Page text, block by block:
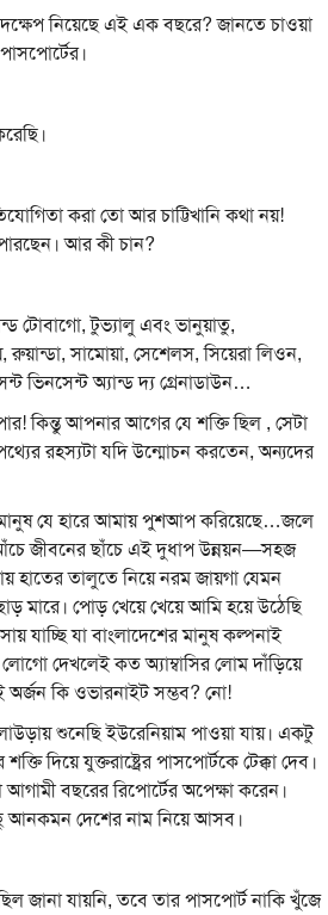
নিয়েছে এই এক বছরে? জানতে চাওয়া
করা তো আর চাট্টিখানি কথা নয়!
আর কী চান?
টোবাগো, টুভ্যালু এবং ভানুয়াতু,
রুয়ান্ডা, সামোয়া, সেশেলস, সিয়েরা লিওন,
ভিনসেন্ট অ্যান্ড দ্য গ্রেনাডাউন…
কিন্তু আপনার আগের যে শক্তি ছিল , সেটা
রহস্যটা যদি উন্মোচন করতেন, অন্যদের
যে হারে আমায় পুশ‌আপ করিয়েছে…জলে
জীবনের ছাঁচে এই দুধাপ উন্নয়ন—সহজ
হাতের তালুতে নিয়ে নরম জায়গা যেমন
মারে। পোড় খেয়ে খেয়ে আমি হয়ে উঠেছি
যাচ্ছি যা বাংলাদেশের মানুষ কল্পনাই
দেখলেই কত অ্যাম্বাসির লোম দাঁড়িয়ে
অর্জন কি ওভারনাইট সম্ভব? নো!
শুনেছি ইউরেনিয়াম পাওয়া যায়। একটু
দিয়ে যুক্তরাষ্ট্রের পাসপোর্টকে টেক্কা দেব।
বছরের রিপোর্টের অপেক্ষা করেন।
আনকমন দেশের নাম নিয়ে আসব।
জানা যায়নি, তবে তার পাসপোর্ট নাকি খুঁজে